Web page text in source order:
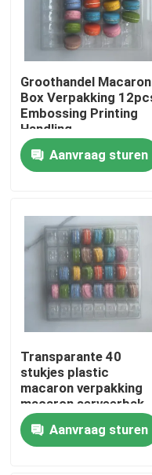
Huis
Video's
Over ons
Fabriekstocht
Kwaliteitscontrole
Neem contact met
Nieuws
Gevallen
Groothandel Macaron
Box Verpakking
Embossing Printing
Handling
Aanvraag sturen
Transparante 40
stukjes plastic
macaron verpakking
macaron serveerbak
Aanvraag sturen